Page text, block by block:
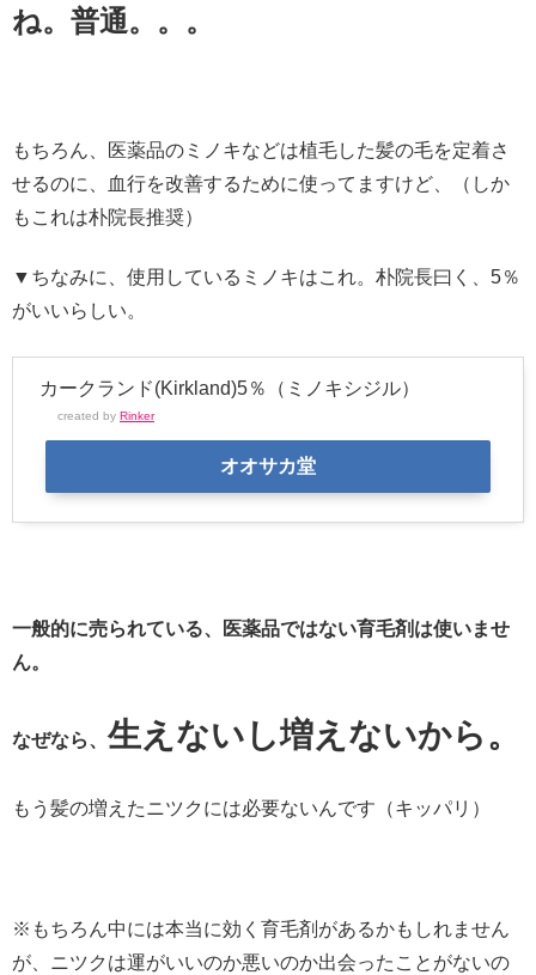
ね。普通。。。
もちろん、医薬品のミノキなどは植毛した髪の毛を定着さ
せるのに、血行を改善するために使ってますけど、（しか
もこれは朴院長推奨）
▼ちなみに、使用しているミノキはこれ。朴院長曰く、5％
がいいらしい。
カークランド(Kirkland)5％（ミノキシジル）
created by Rinker
オオサカ堂
一般的に売られている、医薬品ではない育毛剤は使いませ
ん。
なぜなら、 生えないし増えないから。
もう髪の増えたニツクには必要ないんです（キッパリ）
※もちろん中には本当に効く育毛剤があるかもしれません
が、ニツクは運がいいのか悪いのか出会ったことがないの